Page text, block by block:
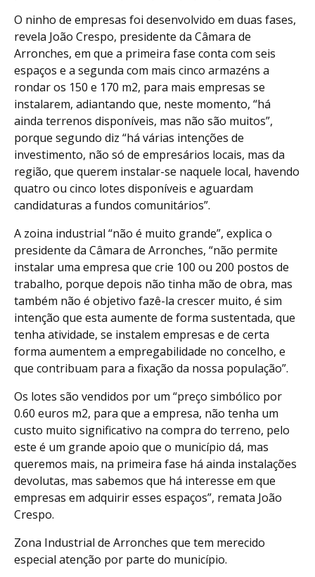
O ninho de empresas foi desenvolvido em duas fases,
revela João Crespo, presidente da Câmara de
Arronches, em que a primeira fase conta com seis
espaços e a segunda com mais cinco armazéns a
rondar os 150 e 170 m2, para mais empresas se
instalarem, adiantando que, neste momento, “há
ainda terrenos disponíveis, mas não são muitos”,
porque segundo diz “há várias intenções de
investimento, não só de empresários locais, mas da
região, que querem instalar-se naquele local, havendo
quatro ou cinco lotes disponíveis e aguardam
candidaturas a fundos comunitários”.
A zoina industrial “não é muito grande”, explica o
presidente da Câmara de Arronches, “não permite
instalar uma empresa que crie 100 ou 200 postos de
trabalho, porque depois não tinha mão de obra, mas
também não é objetivo fazê-la crescer muito, é sim
intenção que esta aumente de forma sustentada, que
tenha atividade, se instalem empresas e de certa
forma aumentem a empregabilidade no concelho, e
que contribuam para a fixação da nossa população”.
Os lotes são vendidos por um “preço simbólico por
0.60 euros m2, para que a empresa, não tenha um
custo muito significativo na compra do terreno, pelo
este é um grande apoio que o município dá, mas
queremos mais, na primeira fase há ainda instalações
devolutas, mas sabemos que há interesse em que
empresas em adquirir esses espaços”, remata João
Crespo.
Zona Industrial de Arronches que tem merecido
especial atenção por parte do município.